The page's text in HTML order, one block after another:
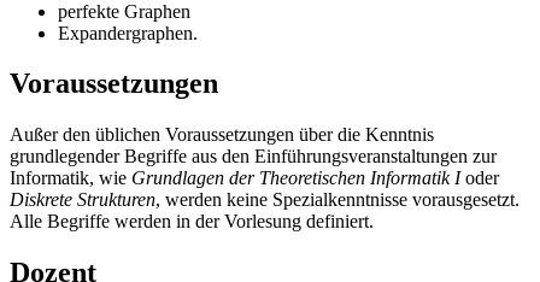
perfekte Graphen
Expandergraphen.
Voraussetzungen
Außer den üblichen Voraussetzungen über die Kenntnis
grundlegender Begriffe aus den Einführungsveranstaltungen zur
Informatik, wie Grundlagen der Theoretischen Informatik Ioder
Diskrete Strukturen, werden keine Spezialkenntnisse vorausgesetzt.
Alle Begriffe werden in der Vorlesung definiert.
Dozent